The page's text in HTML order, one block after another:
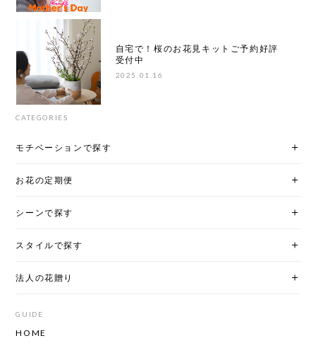
自宅で！桜のお花見キットご予約好評
受付中
2025.01.16
CATEGORIES
モチベーションで探す
お花の定期便
シーンで探す
スタイルで探す
法人の花贈り
GUIDE
HOME